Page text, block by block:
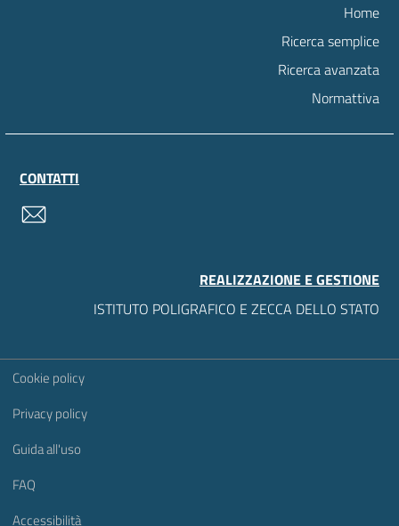
Home
Ricerca semplice
Ricerca avanzata
Normattiva
CONTATTI
REALIZZAZIONE E GESTIONE
ISTITUTO POLIGRAFICO E ZECCA DELLO STATO
Sezione Link Utili
Cookie policy
Privacy policy
Guida all'uso
FAQ
Accessibilità